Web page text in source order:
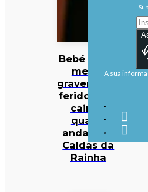
Bebé de 22
meses
gravemente
ferido após
cair de
quarto
andar nas
Caldas da
Rainha
A sua